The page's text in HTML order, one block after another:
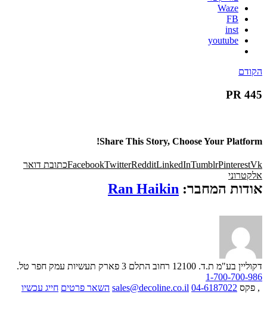
Waze
FB
inst
youtube
הקודם
PR 445
Share This Story, Choose Your Platform!
FacebookTwitterRedditLinkedInTumblrPinterestVk
כתובת דואר
אלקטרוני
אודות המחבר: Ran Haikin
דקוליין בע"מ ת.ד. 12100 רחוב התלם 3 פארק תעשיות עמק חפר
טל.
1-700-700-986
, פקס 04-6187022
sales@decoline.co.il השאר פרטים חייג עכשיו